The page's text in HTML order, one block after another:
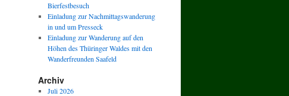
Bierfestbesuch
Einladung zur Nachmittagswanderung
in und um Presseck
Einladung zur Wanderung auf den
Höhen des Thüringer Waldes mit den
Wanderfreunden Saafeld
Archiv
Juli 2026